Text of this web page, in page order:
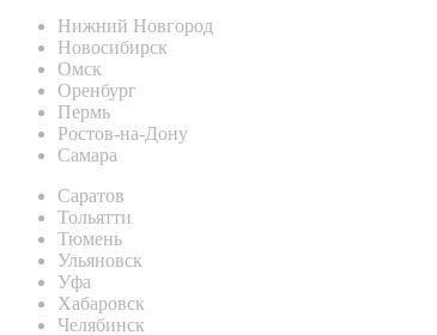
Нижний Новгород
Новосибирск
Омск
Оренбург
Пермь
Ростов-на-Дону
Самара
Саратов
Тольятти
Тюмень
Ульяновск
Уфа
Хабаровск
Челябинск